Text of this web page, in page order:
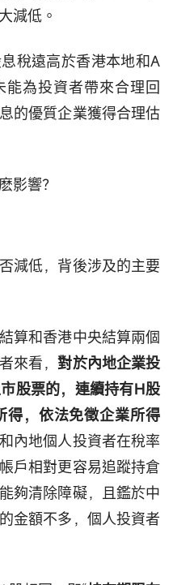
減低。
稅遠高於香港本地和A
能為投資者帶來合理回
的優質企業獲得合理估
影響？
減低，背後涉及的主要
算和香港中央結算兩個
來看，對於內地企業投
股票的，連續持有H股
得，依法免徵企業所得
內地個人投資者在稅率
戶相對更容易追蹤持倉
夠清除障礙，且鑑於中
金額不多，個人投資者